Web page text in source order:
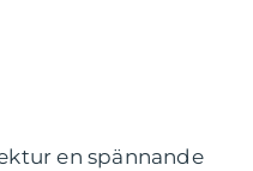
en spännande